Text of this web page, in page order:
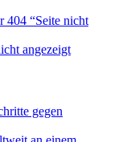
404 “Seite nicht
angezeigt
gegen